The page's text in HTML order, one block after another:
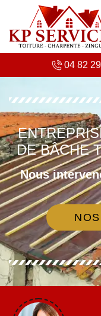
04 82
DE BÂCHE
Nous